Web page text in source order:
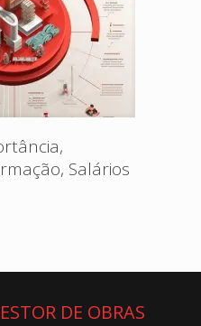
Salários
DE OBRAS